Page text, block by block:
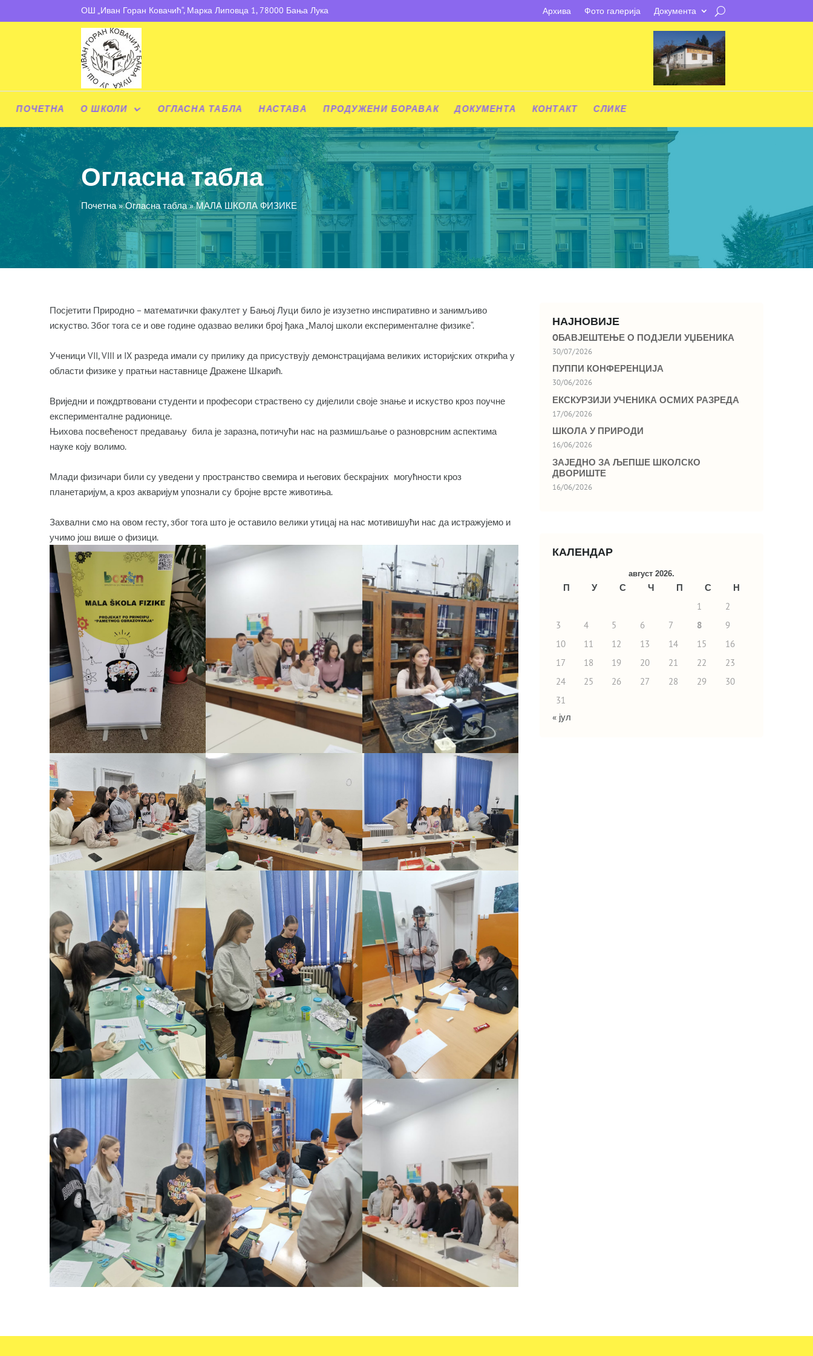
ОШ „Иван Горан Ковачић“, Марка Липовца 1, 78000 Бања Лука Архива Фото галерија Документа
ПОЧЕТНА О ШКОЛИ ОГЛАСНА ТАБЛА НАСТАВА ПРОДУЖЕНИ БОРАВАК ДОКУМЕНТА КОНТАКТ СЛИКЕ
Огласна табла
Почетна»Огласна табла»МАЛА ШКОЛА ФИЗИКЕ
Посјетити Природно – математички факултет у Бањој Луци било је изузетно инспиративно и занимљиво
искуство. Због тога се и ове године одазвао велики број ђака „Малој школи експерименталне физике“.
Ученици VII, VIII и IX разреда имали су прилику да присуствују демонстрацијама великих историјских открића у
области физике у пратњи наставнице Дражене Шкарић.
Вриједни и пождртвовани студенти и професори страствено су дијелили своје знање и искуство кроз поучне
експерименталне радионице.
Њихова посвећеност предавању била је заразна, потичући нас на размишљање о разноврсним аспектима
науке коју волимо.
Млади физичари били су уведени у пространство свемира и његових бескрајних могућности кроз
планетаријум, а кроз акваријум упознали су бројне врсте животиња.
Захвални смо на овом гесту, због тога што је оставило велики утицај на нас мотивишући нас да истражујемо и
учимо још више о физици.
НАЈНОВИЈЕ
OБАВЈЕШТЕЊЕ О ПОДЈЕЛИ УЏБЕНИКА
30/07/2026
ПУППИ КОНФЕРЕНЦИЈА
30/06/2026
ЕКСКУРЗИЈИ УЧЕНИКА ОСМИХ РАЗРЕДА
17/06/2026
ШКОЛА У ПРИРОДИ
16/06/2026
ЗАЈЕДНО ЗА ЉЕПШЕ ШКОЛСКО
ДВОРИШТЕ
16/06/2026
КАЛЕНДАР
август 2026.
П У С Ч П С
Н
1
2
3
4 5 6 7 8
9
10
11 12 13 14 15
16
17
18 19 20 21 22
23
24
25 26 27 28 29
30
31
« јул